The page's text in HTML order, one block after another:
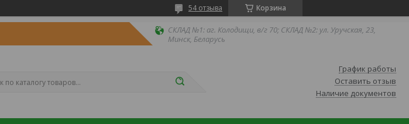
Корзина
54 отзыва
СКЛАД №1: аг. Колодищи, в/г 70; СКЛАД №2: ул. Уручская, 23,
Минск, Беларусь
График работы
Оставить отзыв
Наличие документов